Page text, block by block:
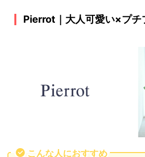
Pierrot｜大人可愛い×プチ
こんな人におすすめ